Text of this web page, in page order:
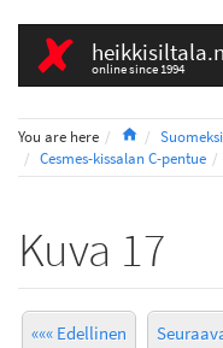
online since 1994
You are here HomeSuomeksi
Cesmes-kissalan C-pentue
Kuva 17
««« Edellinen